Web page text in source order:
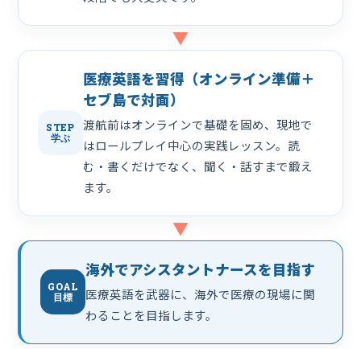
▼
STEP
学ぶ
医療英語を習得（オンライン準備＋
セブ島で対面）
渡航前はオンラインで基礎を固め、現地で
はロールプレイ中心の実践レッスン。読
む・書くだけでなく、聞く・話すまで鍛え
ます。
▼
GOAL
目標
海外でアシスタントナースを目指す
医療英語を武器に、海外で医療の現場に関
わることを目指します。